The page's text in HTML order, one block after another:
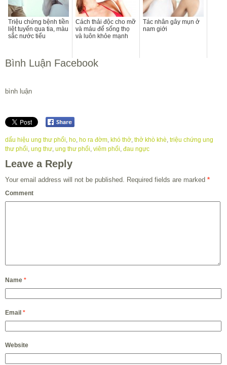
Triệu chứng bệnh tiền
liệt tuyến qua tia, màu
sắc nước tiểu
Cách thải độc cho mỡ
và máu để sống thọ
và luôn khỏe mạnh
Tác nhân gây mụn ở
nam giới
Bình Luận Facebook
bình luận
dấu hiệu ung thư phổi ho ho ra đờm khó thở thở khò khè triệu chứng ung
thư phổi ung thư ung thư phổi viêm phổi đau ngực
Leave a Reply
Your email address will not be published. Required fields are marked *
Comment
Name *
Email *
Website